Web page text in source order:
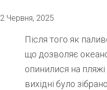
2 Червня, 2025
Після того як
що дозволяє
опинилися на
вихідні було